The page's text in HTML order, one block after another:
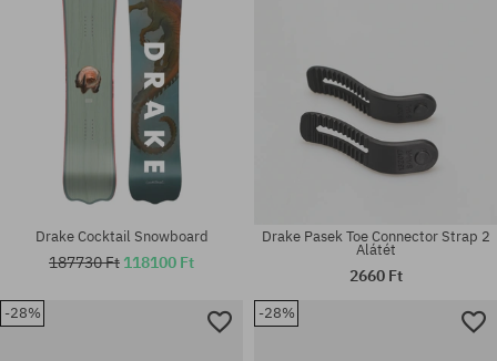
Drake Cocktail Snowboard
187730 Ft 118100 Ft
Drake Pasek Toe Connector Strap 2
Alátét
2660 Ft
-28% -28%